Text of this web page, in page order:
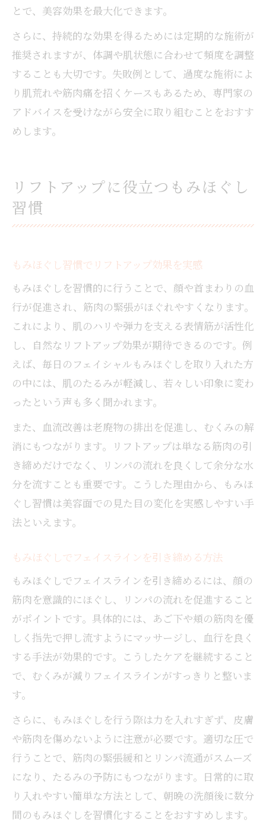
とで、美容効果を最大化できます。
さらに、持続的な効果を得るためには定期的な施術が
推奨されますが、体調や肌状態に合わせて頻度を調整
することも大切です。失敗例として、過度な施術によ
り肌荒れや筋肉痛を招くケースもあるため、専門家の
アドバイスを受けながら安全に取り組むことをおすす
めします。
リフトアップに役立つもみほぐし
習慣
もみほぐし習慣でリフトアップ効果を実感
もみほぐしを習慣的に行うことで、顔や首まわりの血
行が促進され、筋肉の緊張がほぐれやすくなります。
これにより、肌のハリや弾力を支える表情筋が活性化
し、自然なリフトアップ効果が期待できるのです。例
えば、毎日のフェイシャルもみほぐしを取り入れた方
の中には、肌のたるみが軽減し、若々しい印象に変わ
ったという声も多く聞かれます。
また、血流改善は老廃物の排出を促進し、むくみの解
消にもつながります。リフトアップは単なる筋肉の引
き締めだけでなく、リンパの流れを良くして余分な水
分を流すことも重要です。こうした理由から、もみほ
ぐし習慣は美容面での見た目の変化を実感しやすい手
法といえます。
もみほぐしでフェイスラインを引き締める方法
もみほぐしでフェイスラインを引き締めるには、顔の
筋肉を意識的にほぐし、リンパの流れを促進すること
がポイントです。具体的には、あご下や頬の筋肉を優
しく指先で押し流すようにマッサージし、血行を良く
する手法が効果的です。こうしたケアを継続すること
で、むくみが減りフェイスラインがすっきりと整いま
す。
さらに、もみほぐしを行う際は力を入れすぎず、皮膚
や筋肉を傷めないように注意が必要です。適切な圧で
行うことで、筋肉の緊張緩和とリンパ流通がスムーズ
になり、たるみの予防にもつながります。日常的に取
り入れやすい簡単な方法として、朝晩の洗顔後に数分
間のもみほぐしを習慣化することをおすすめします。